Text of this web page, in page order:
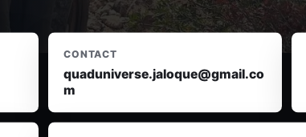
CONTACT
quaduniverse.jaloque@gmail.co
m